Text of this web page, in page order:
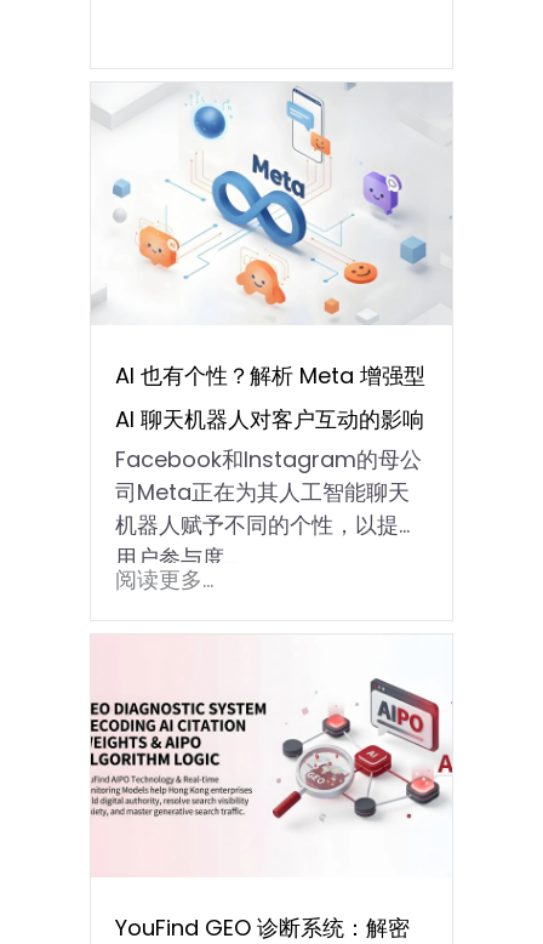
AI 也有个性？解析 Meta 增强型
AI 聊天机器人对客户互动的影响
Facebook和Instagram的母公
司Meta正在为其人工智能聊天
机器人赋予不同的个性，以提升
用户参与度…
阅读更多...
YouFind GEO 诊断系统：解密